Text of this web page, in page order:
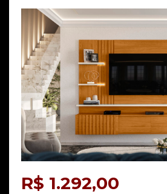
R$ 1.292,00